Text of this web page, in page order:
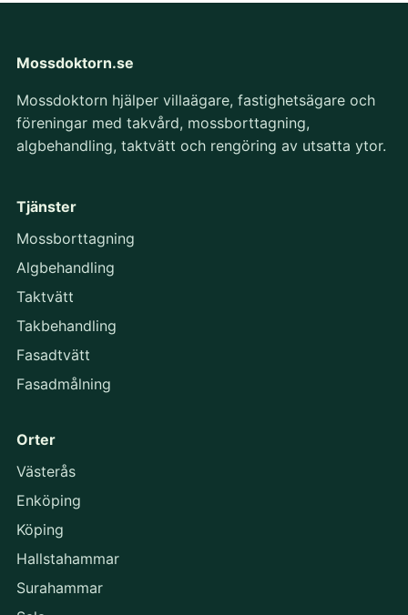
Mossdoktorn.se
Mossdoktorn hjälper villaägare, fastighetsägare och
föreningar med takvård, mossborttagning,
algbehandling, taktvätt och rengöring av utsatta ytor.
Tjänster
Mossborttagning
Algbehandling
Taktvätt
Takbehandling
Fasadtvätt
Fasadmålning
Orter
Västerås
Enköping
Köping
Hallstahammar
Surahammar